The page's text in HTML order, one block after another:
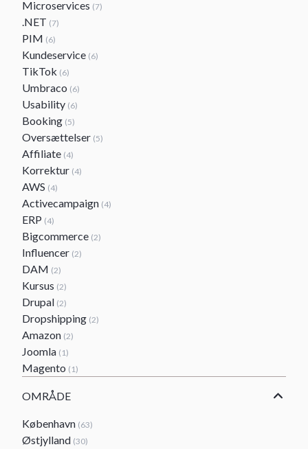
Microservices (7)
.NET (7)
PIM (6)
Kundeservice (6)
TikTok (6)
Umbraco (6)
Usability (6)
Booking (5)
Oversættelser (5)
Affiliate (4)
Korrektur (4)
AWS (4)
Activecampaign (4)
ERP (4)
Bigcommerce (2)
Influencer (2)
DAM (2)
Kursus (2)
Drupal (2)
Dropshipping (2)
Amazon (2)
Joomla (1)
Magento (1)
OMRÅDE
København (63)
Østjylland (30)